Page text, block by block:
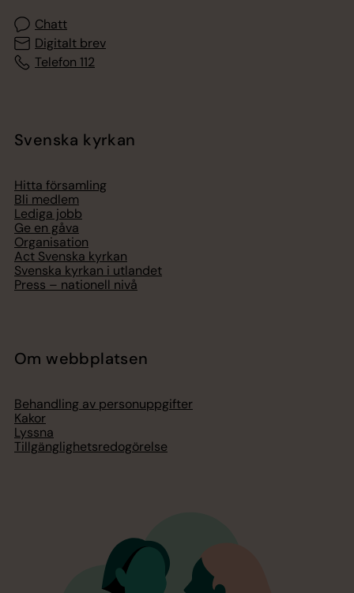
Chatt
Digitalt brev
Telefon 112
Svenska kyrkan
Hitta församling
Bli medlem
Lediga jobb
Ge en gåva
Organisation
Act Svenska kyrkan
Svenska kyrkan i utlandet
Press – nationell nivå
Om webbplatsen
Behandling av personuppgifter
Kakor
Lyssna
Tillgänglighetsredogörelse